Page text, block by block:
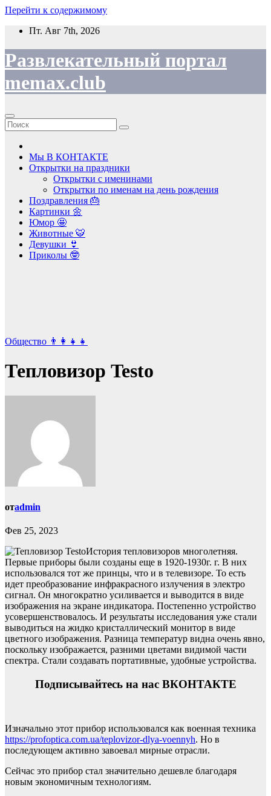
Перейти к содержимому
Пт. Авг 7th, 2026
Развлекательный портал
memax.club
Мы В КОНТАКТЕ
Открытки на праздники
Открытки с именинами
Открытки по именам на день рождения
Поздравления 🎂
Картинки 🌼
Юмор 🤩
Животные 🐯
Девушки 👙
Приколы 🤓
Общество 👨‍👩‍👧‍👧
Тепловизор Testo
отadmin
Фев 25, 2023
История тепловизоров многолетняя.
Первые приборы были созданы еще в 1920-1930г. г. В них
использовался тот же принцы, что и в телевизоре. То есть
идет преобразование инфракрасного излучения в электро
сигнал. Он многократно усиливается и выводится в виде
изображения на экране индикатора. Постепенно устройство
усовершенствовалось. И результаты исследования уже стали
выводиться на жидко кристаллический монитор в виде
цветного изображения. Разница температур видна очень явно,
поскольку изображается, разними цветами видимой части
спектра. Стали создавать портативные, удобные устройства.
Подписывайтесь на нас ВКОНТАКТЕ
Изначально этот прибор использовался как военная техника
https://profoptica.com.ua/teplovizor-dlya-voennyh. Но в
последующем активно завоевал мирные отрасли.
Сейчас это прибор стал значительно дешевле благодаря
новым экономичным технологиям.